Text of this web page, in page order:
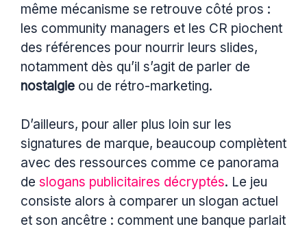
même mécanisme se retrouve côté pros :
les community managers et les CR piochent
des références pour nourrir leurs slides,
notamment dès qu’il s’agit de parler de
nostalgie ou de rétro-marketing.
D’ailleurs, pour aller plus loin sur les
signatures de marque, beaucoup complètent
avec des ressources comme ce panorama
de slogans publicitaires décryptés. Le jeu
consiste alors à comparer un slogan actuel
et son ancêtre : comment une banque parlait